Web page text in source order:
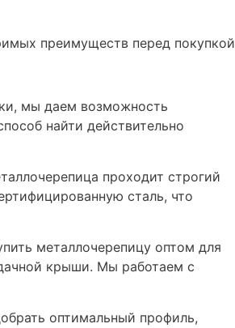
преимуществ перед покупкой
мы даем возможность
найти действительно
проходит строгий
сталь, что
металлочерепицу оптом для
крыши. Мы работаем с
оптимальный профиль,